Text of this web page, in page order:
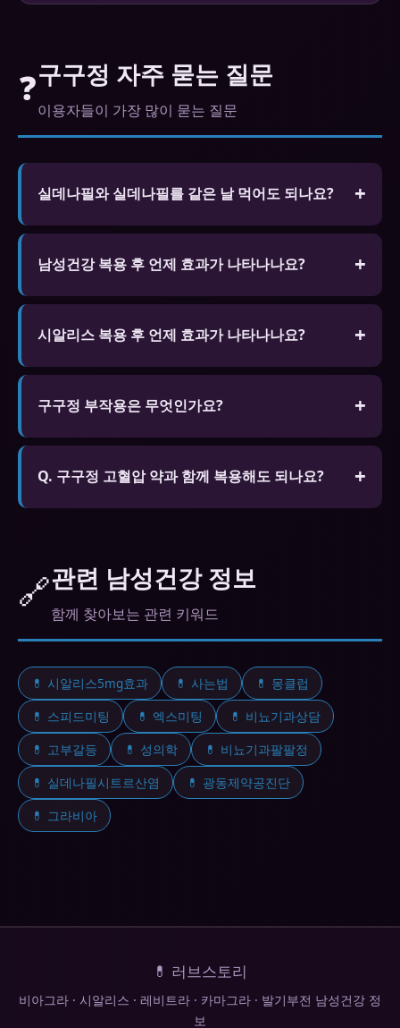
❓구구정 자주 묻는 질문
이용자들이 가장 많이 묻는 질문
실데나필와 실데나필를 같은 날 먹어도 되나요?
절대 안 됩니다. 같은 계열 약물 중복 복용은 심각한
부작용 위험이 있습니다.
남성건강 복용 후 언제 효과가 나타나나요?
공복 30~60분, 지방식 후 60~120분, 성적 자극이 있
을 때만 작용합니다.
시알리스 복용 후 언제 효과가 나타나나요?
공복 30~60분, 지방식 후 60~120분, 성적 자극이 있
을 때만 작용합니다.
구구정 부작용은 무엇인가요?
일반적인 부작용으로 두통, 안면홍조, 소화불량, 시야
변화가 있습니다. 대부분 일시적이나 지속되거나 심
Q. 구구정 고혈압 약과 함께 복용해도 되나요?
에게 알리고 상담 후 복용하세요.
🔗관련 남성건강 정보
함께 찾아보는 관련 키워드
💊 시알리스5mg효과 💊 사는법
💊 몽클럽
💊 스피드미팅
💊 엑스미팅
💊 비뇨기과상담
💊 고부갈등
💊 성의학
💊 비뇨기과팔팔정
💊 실데나필시트르산염
💊 광동제약공진단
💊 그라비아
💊 러브스토리
비아그라 · 시알리스 · 레비트라 · 카마그라 · 발기부전 남성건강 정
보